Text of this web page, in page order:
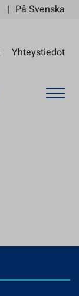
På Svenska
Yhteystiedot